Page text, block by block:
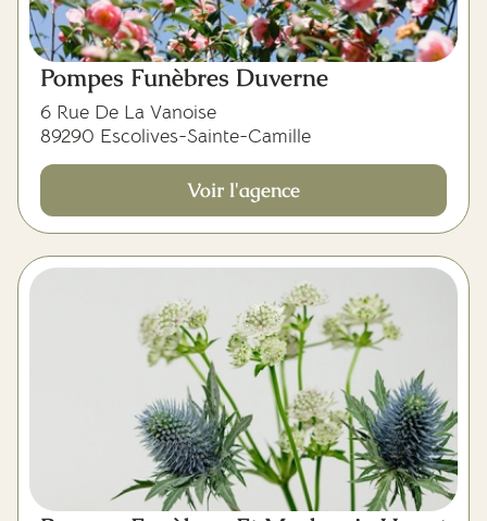
Pompes Funèbres Duverne
6 Rue De La Vanoise
89290 Escolives-Sainte-Camille
Voir l'agence